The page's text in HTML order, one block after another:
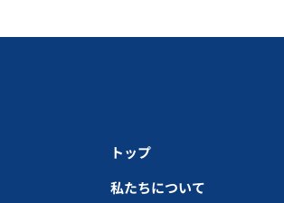
トップ
私たちについて